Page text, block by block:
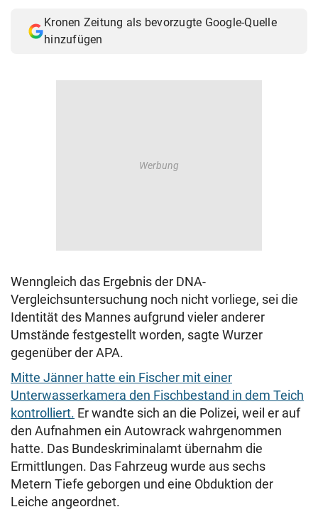
Kronen Zeitung als bevorzugte Google-Quelle
hinzufügen
Wenngleich das Ergebnis der DNA-
Vergleichsuntersuchung noch nicht vorliege, sei die
Identität des Mannes aufgrund vieler anderer
Umstände festgestellt worden, sagte Wurzer
gegenüber der APA.
Mitte Jänner hatte ein Fischer mit einer
Unterwasserkamera den Fischbestand in dem Teich
kontrolliert. Er wandte sich an die Polizei, weil er auf
den Aufnahmen ein Autowrack wahrgenommen
hatte. Das Bundeskriminalamt übernahm die
Ermittlungen. Das Fahrzeug wurde aus sechs
Metern Tiefe geborgen und eine Obduktion der
Leiche angeordnet.